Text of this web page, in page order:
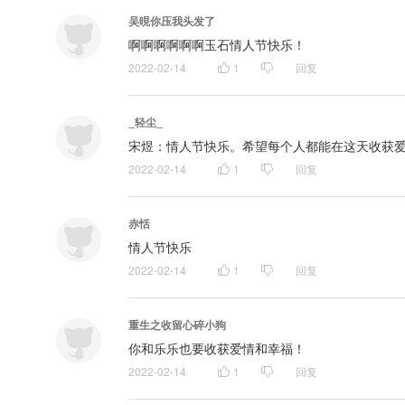
吴晛你压我头发了
啊啊啊啊啊啊玉石情人节快乐！
2022-02-14 1 回复
_轻尘_
宋煜：情人节快乐。希望每个人都能在这天收获爱
2022-02-14 1 回复
赤恬
情人节快乐
2022-02-14 1 回复
重生之收留心碎小狗
你和乐乐也要收获爱情和幸福！
2022-02-14 1 回复